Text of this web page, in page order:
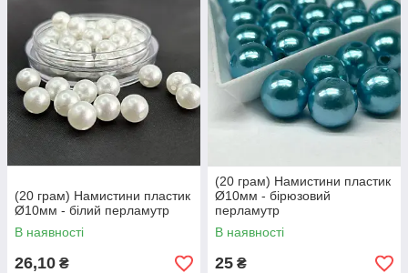
(20 грам) Намистини пластик
Ø10мм - білий перламутр
В наявності
26,10 ₴
(20 грам) Намистини пластик
Ø10мм - бірюзовий
перламутр
В наявності
25 ₴